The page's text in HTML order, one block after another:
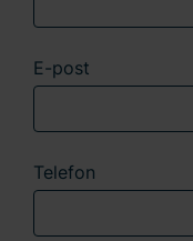
E-post
Telefon